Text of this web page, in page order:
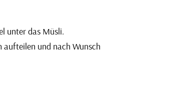
unter das Müsli.
aufteilen und nach Wunsch